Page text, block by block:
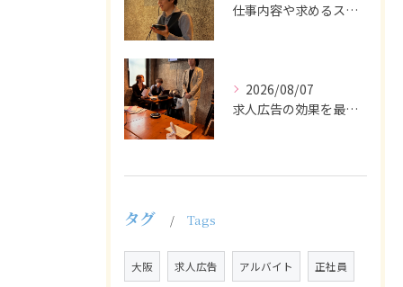
仕事内容や求めるスキルを明確にし、ターゲット層に響くメッセー...
2026/08/07
求人広告の効果を最大化するために最も重要なのは、掲載タイミン...
タグ Tags
大阪 求人広告 アルバイト 正社員